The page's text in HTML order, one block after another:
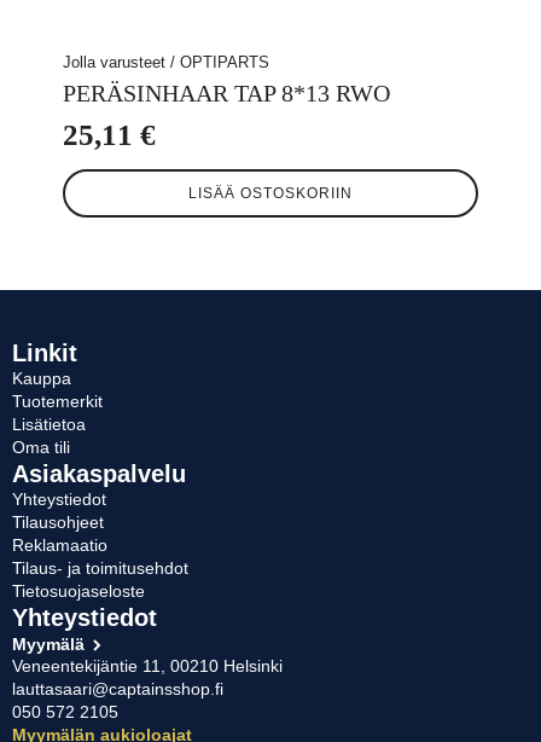
Jolla varusteet / OPTIPARTS
PERÄSINHAAR TAP 8*13 RWO
25,11 €
LISÄÄ OSTOSKORIIN
Linkit
Kauppa
Tuotemerkit
Lisätietoa
Oma tili
Asiakaspalvelu
Yhteystiedot
Tilausohjeet
Reklamaatio
Tilaus- ja toimitusehdot
Tietosuojaseloste
Yhteystiedot
Myymälä
Veneentekijäntie 11, 00210 Helsinki
lauttasaari@captainsshop.fi
050 572 2105
Myymälän aukioloajat